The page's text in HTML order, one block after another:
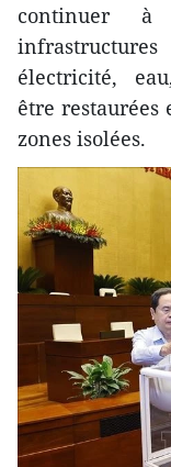
continuer
infrastructures
électricité,
être
zones isolées.